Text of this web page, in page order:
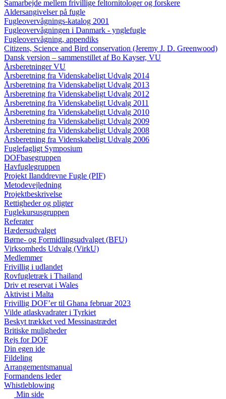
Samarbejde mellem frivillige feltornitologer og forskere
Aldersangivelser på fugle
Fugleovervågnings-katalog 2001
Fugleovervågningen i Danmark - ynglefugle
Fugleovervågning, appendiks
Citizens, Science and Bird conservation (Jeremy J. D. Greenwood)
Dansk version – sammenstillet af Bo Kayser, VU
Årsberetninger VU
Årsberetning fra Videnskabeligt Udvalg 2014
Årsberetning fra Videnskabeligt Udvalg 2013
Årsberetning fra Videnskabeligt Udvalg 2012
Årsberetning fra Videnskabeligt Udvalg 2011
Årsberetning fra Videnskabeligt Udvalg 2010
Årsberetning fra Videnskabeligt Udvalg 2009
Årsberetning fra Videnskabeligt Udvalg 2008
Årsberetning fra Videnskabeligt Udvalg 2006
Fuglefagligt Symposium
DOFbasegruppen
Havfuglegruppen
Projekt Ilanddrevne Fugle (PIF)
Metodevejledning
Projektbeskrivelse
Rettigheder og pligter
Fuglekursusgruppen
Referater
Hædersudvalget
Børne- og Formidlingsudvalget (BFU)
Virksomheds Udvalg (VirkU)
Medlemmer
Frivillig i udlandet
Rovfugletræk i Thailand
Driv et reservat i Wales
Aktivist i Malta
Frivillig DOF’er til Ghana februar 2023
Vilde atlaskvadrater i Tyrkiet
Beskyt trækket ved Messinastrædet
Britiske muligheder
Rejs for DOF
Din egen ide
Fildeling
Arrangementsmanual
Formandens leder
Whistleblowing
Min side